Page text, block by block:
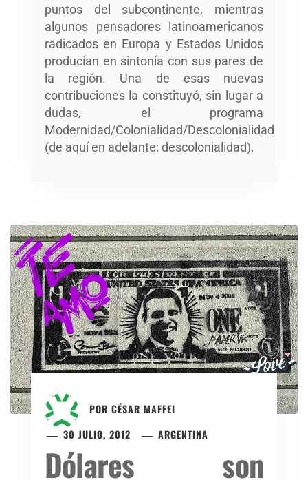
puntos del subcontinente, mientras
algunos pensadores latinoamericanos
radicados en Europa y Estados Unidos
producían en sintonía con sus pares de
la región. Una de esas nuevas
contribuciones la constituyó, sin lugar a
dudas, el programa
Modernidad/Colonialidad/Descolonialidad
(de aquí en adelante: descolonialidad).
POR CÉSAR MAFFEI
30 JULIO, 2012
ARGENTINA
Dólares son